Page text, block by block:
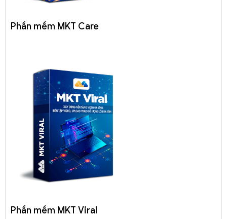
Phần mềm MKT Care
Phần mềm MKT Viral